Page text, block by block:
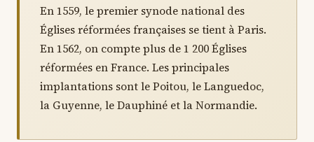
En 1559, le premier synode national des
Églises réformées françaises se tient à Paris.
En 1562, on compte plus de 1 200 Églises
réformées en France. Les principales
implantations sont le Poitou, le Languedoc,
la Guyenne, le Dauphiné et la Normandie.